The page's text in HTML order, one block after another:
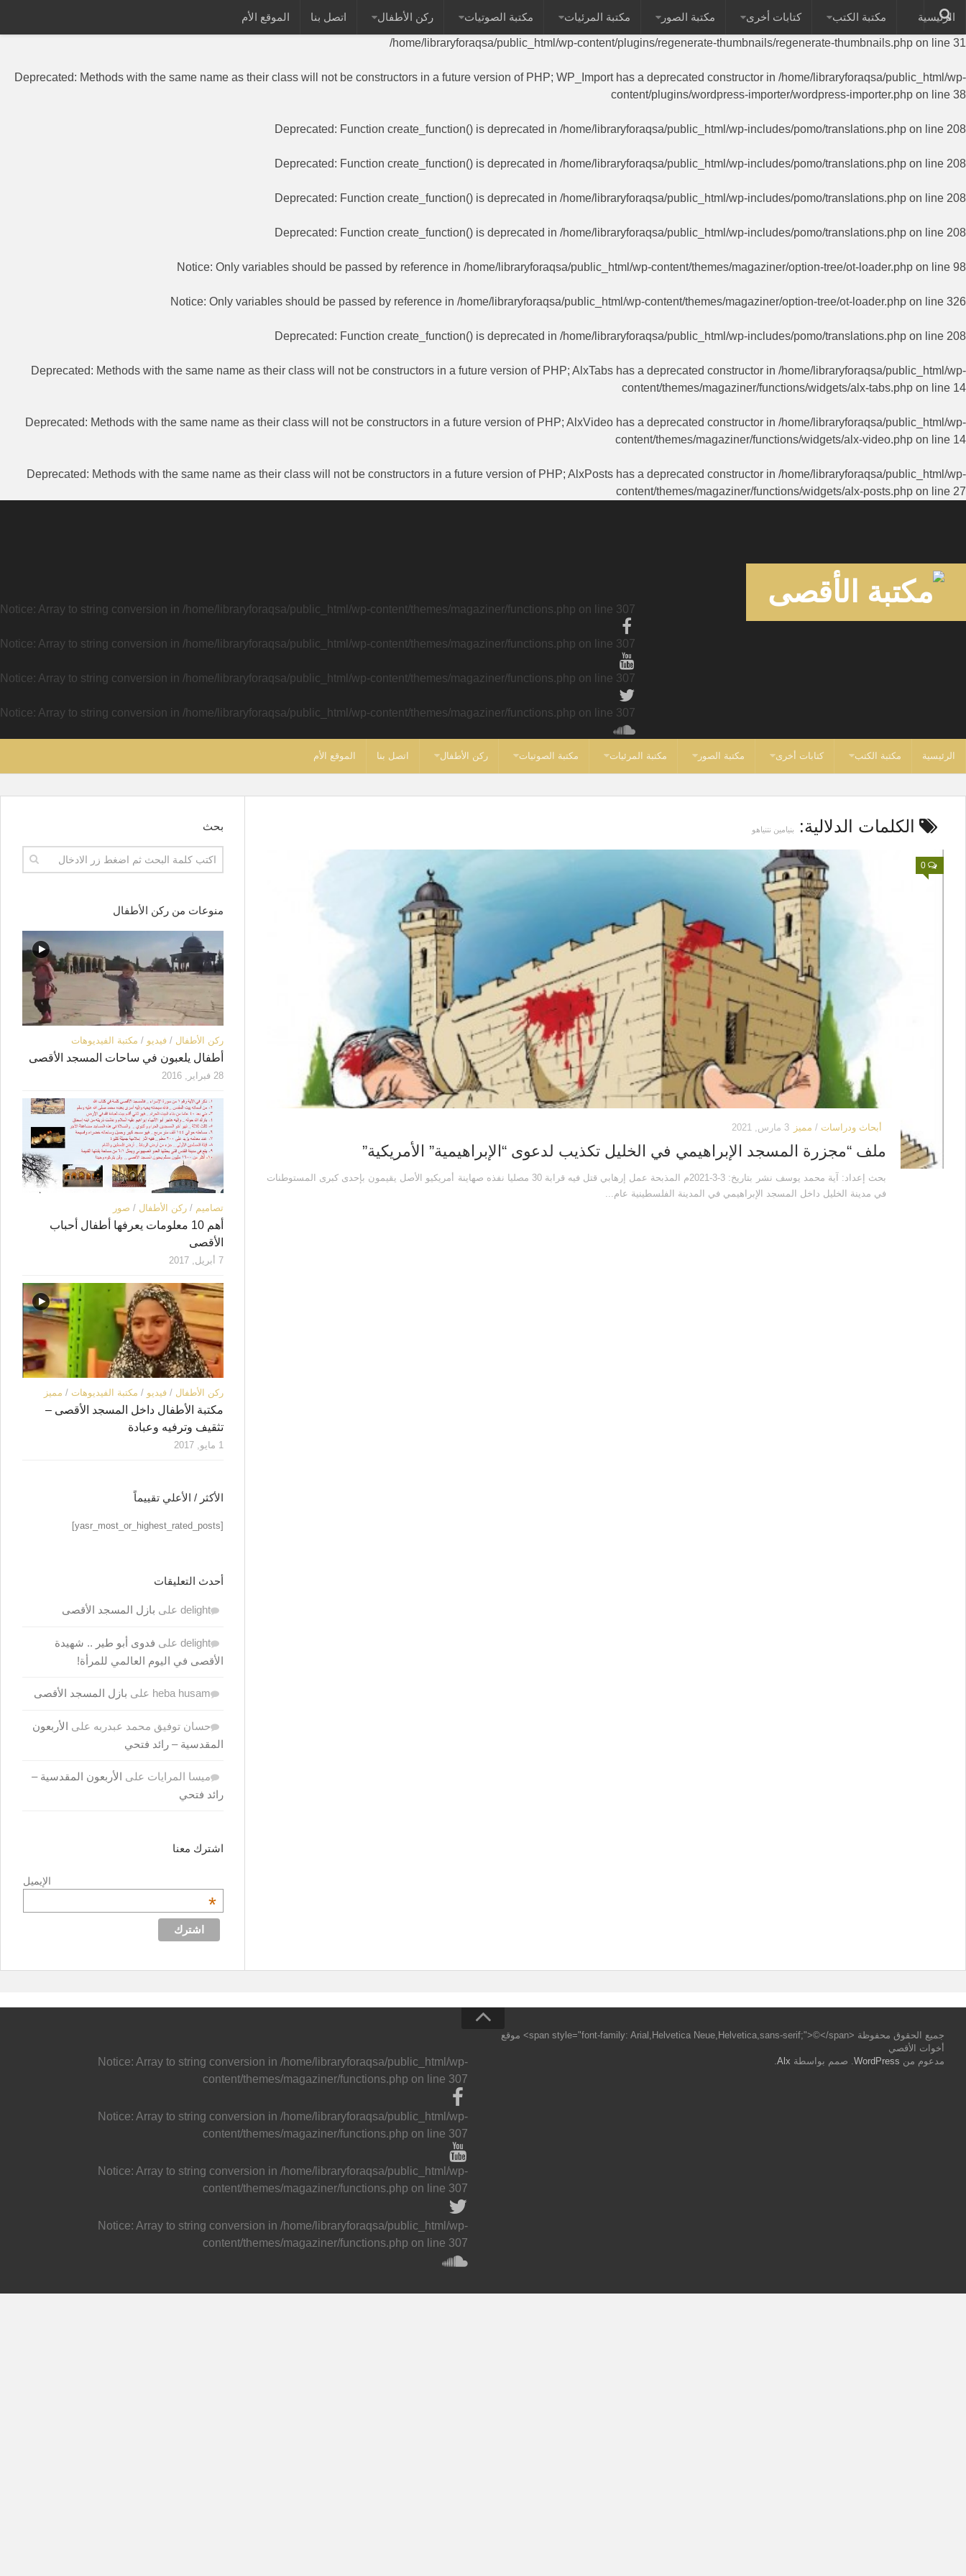
: Methods with the same name as their class will not be constructors in a future version of PHP; RegenerateThumbnails has a deprecated constructor in
/home/libraryforaqsa/public_html/wp-content/plugins/regenerate-thumbnails/regenerate-thumbnails.php on line 31
Deprecated: Methods with the same name as their class will not be constructors in a future version of PHP; WP_Import has a deprecated constructor in /home/libraryforaqsa/public_html/wp-
content/plugins/wordpress-importer/wordpress-importer.php on line 38
Deprecated: Function create_function() is deprecated in /home/libraryforaqsa/public_html/wp-includes/pomo/translations.php on line 208
Deprecated: Function create_function() is deprecated in /home/libraryforaqsa/public_html/wp-includes/pomo/translations.php on line 208
Deprecated: Function create_function() is deprecated in /home/libraryforaqsa/public_html/wp-includes/pomo/translations.php on line 208
Deprecated: Function create_function() is deprecated in /home/libraryforaqsa/public_html/wp-includes/pomo/translations.php on line 208
Notice: Only variables should be passed by reference in /home/libraryforaqsa/public_html/wp-content/themes/magaziner/option-tree/ot-loader.php on line 98
Notice: Only variables should be passed by reference in /home/libraryforaqsa/public_html/wp-content/themes/magaziner/option-tree/ot-loader.php on line 326
Deprecated: Function create_function() is deprecated in /home/libraryforaqsa/public_html/wp-includes/pomo/translations.php on line 208
Deprecated: Methods with the same name as their class will not be constructors in a future version of PHP; AlxTabs has a deprecated constructor in /home/libraryforaqsa/public_html/wp-
content/themes/magaziner/functions/widgets/alx-tabs.php on line 14
Deprecated: Methods with the same name as their class will not be constructors in a future version of PHP; AlxVideo has a deprecated constructor in /home/libraryforaqsa/public_html/wp-
content/themes/magaziner/functions/widgets/alx-video.php on line 14
Deprecated: Methods with the same name as their class will not be constructors in a future version of PHP; AlxPosts has a deprecated constructor in /home/libraryforaqsa/public_html/wp-
content/themes/magaziner/functions/widgets/alx-posts.php on line 27
الرئيسية مكتبة الكتب كتابات أخرى مكتبة الصور مكتبة المرئيات مكتبة الصوتيات ركن الأطفال اتصل بنا الموقع الأم
Notice: Array to string conversion in /home/libraryforaqsa/public_html/wp-content/themes/magaziner/functions.php on line 307
Notice: Array to string conversion in /home/libraryforaqsa/public_html/wp-content/themes/magaziner/functions.php on line 307
Notice: Array to string conversion in /home/libraryforaqsa/public_html/wp-content/themes/magaziner/functions.php on line 307
Notice: Array to string conversion in /home/libraryforaqsa/public_html/wp-content/themes/magaziner/functions.php on line 307
الرئيسية مكتبة الكتب كتابات أخرى مكتبة الصور مكتبة المرئيات مكتبة الصوتيات ركن الأطفال اتصل بنا الموقع الأم
الكلمات الدلالية: بنيامين نتنياهو
0
أبحاث ودراسات / مميز 3 مارس, 2021
ملف “مجزرة المسجد الإبراهيمي في الخليل تكذيب لدعوى “الإبراهيمية” الأمريكية”
بحث إعداد: آية محمد يوسف نشر بتاريخ: 3-3-2021م المذبحة عمل إرهابي قتل فيه قرابة 30 مصليا نفذه صهاينة أمريكيو الأصل يقيمون بإحدى كبرى المستوطنات
في مدينة الخليل داخل المسجد الإبراهيمي في المدينة الفلسطينية عام...
بحث
منوعات من ركن الأطفال
ركن الأطفال / فيديو / مكتبة الفيديوهات
أطفال يلعبون في ساحات المسجد الأقصى
28 فبراير, 2016
تصاميم / ركن الأطفال / صور
أهم 10 معلومات يعرفها أطفال أحباب
الأقصى
7 أبريل, 2017
ركن الأطفال / فيديو / مكتبة الفيديوهات / مميز
مكتبة الأطفال داخل المسجد الأقصى –
تثقيف وترفيه وعبادة
1 مايو, 2017
الأكثر / الأعلي تقييماً
[yasr_most_or_highest_rated_posts]
أحدث التعليقات
delight على بازل المسجد الأقصى
delight على فدوى أبو طير .. شهيدة
الأقصى في اليوم العالمي للمرأة!
heba husam على بازل المسجد الأقصى
حسان توفيق محمد عبدربه على الأربعون
المقدسية – رائد فتحي
ميسا المرايات على الأربعون المقدسية –
رائد فتحي
اشترك معنا
الإيميل
*
جميع الحقوق محفوظة <span style="font-family: Arial,Helvetica Neue,Helvetica,sans-serif;">©</span> موقع
أخوات الأقصي
مدعوم من WordPress. صمم بواسطة Alx
.
Notice: Array to string conversion in/home/libraryforaqsa/public_html/wp-
content/themes/magaziner/functions.php on line 307
Notice: Array to string conversion in/home/libraryforaqsa/public_html/wp-
content/themes/magaziner/functions.php on line 307
Notice: Array to string conversion in/home/libraryforaqsa/public_html/wp-
content/themes/magaziner/functions.php on line 307
Notice: Array to string conversion in/home/libraryforaqsa/public_html/wp-
content/themes/magaziner/functions.php on line 307